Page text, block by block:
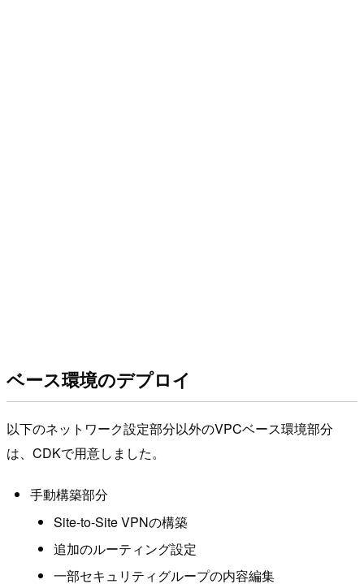
ベース環境のデプロイ
以下のネットワーク設定部分以外のVPCベース環境部分
は、CDKで用意しました。
手動構築部分
Site-to-Site VPNの構築
追加のルーティング設定
一部セキュリティグループの内容編集